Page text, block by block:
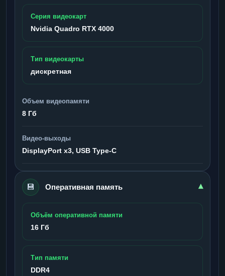
Серия видеокарт
Nvidia Quadro RTX 4000
Тип видеокарты
дискретная
Объем видеопамяти
8 Гб
Видео-выходы
DisplayPort x3, USB Type-C
💾 Оперативная память ▾
Объём оперативной памяти
16 Гб
Тип памяти
DDR4